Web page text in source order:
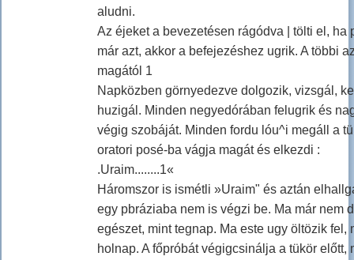
aludni.
Az éjeket a bevezetésen rágódva | tölti el, ha
már azt, akkor a befejezéshez ugrik. A többi
magától 1
Napközben görnyedezve dolgozik, vizsgál,
huzigál. Minden negyedórában felugrik és
végig szobáját. Minden fordu lóu^i megáll a
oratori posé-ba vágja magát és elkezdi :
.Uraim........1«
Háromszor is ismétli »Uraim" és aztán
egy pbráziaba nem is végzi be. Ma már nem
egészet, mint tegnap. Ma este ugy öltözik fel,
holnap. A főpróbát végigcsinálja a tükör előtt,